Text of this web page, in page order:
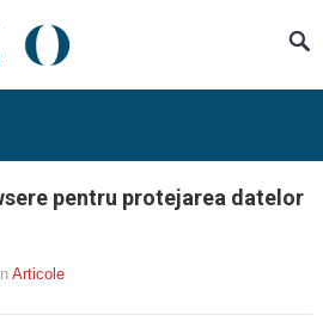
pentru protejarea datelor
Articole